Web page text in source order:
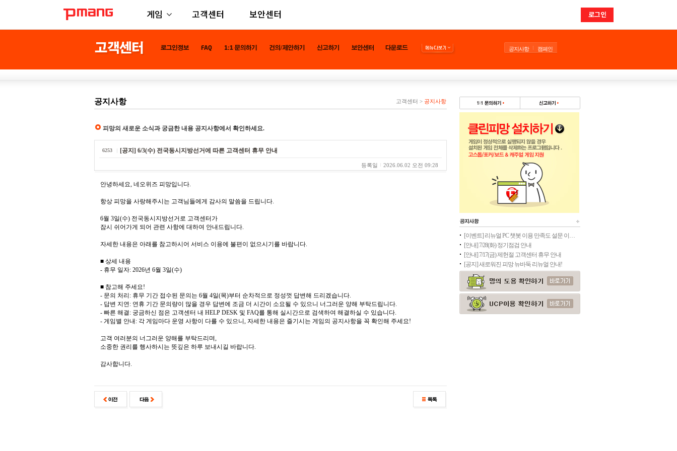
게임 고객센터 보안센터 로그인
공지사항 캠페인
공지사항 고객센터 > 공지사항
피망의 새로운 소식과 궁금한 내용 공지사항에서 확인하세요.
6253 [공지] 6/3(수) 전국동시지방선거에 따른 고객센터 휴무 안내
등록일 2026.06.02 오전 09:28
안녕하세요, 네오위즈 피망입니다.
항상 피망을 사랑해주시는 고객님들에게 감사의 말씀을 드립니다.
6월 3일(수) 전국동시지방선거로 고객센터가
잠시 쉬어가게 되어 관련 사항에 대하여 안내드립니다.
자세한 내용은 아래를 참고하시어 서비스 이용에 불편이 없으시기를 바랍니다.
■ 상세 내용
- 휴무 일자: 2026년 6월 3일(수)
■ 참고해 주세요!
- 문의 처리: 휴무 기간 접수된 문의는 6월 4일(목)부터 순차적으로 정성껏 답변해 드리겠습니다.
- 답변 지연: 연휴 기간 문의량이 많을 경우 답변에 조금 더 시간이 소요될 수 있으니 너그러운 양해 부탁드립니다.
- 빠른 해결: 궁금하신 점은 고객센터 내 HELP DESK 및 FAQ를 통해 실시간으로 검색하여 해결하실 수 있습니다.
- 게임별 안내: 각 게임마다 운영 사항이 다를 수 있으니, 자세한 내용은 즐기시는 게임의 공지사항을 꼭 확인해 주세요!
고객 여러분의 너그러운 양해를 부탁드리며,
소중한 권리를 행사하시는 뜻깊은 하루 보내시길 바랍니다.
감사합니다.
[이벤트] 리뉴얼 PC 챗봇 이용 만족도 설문 이벤트(종료)
[안내] 7/28(화) 정기점검 안내
[안내] 7/17(금) 제헌절 고객센터 휴무 안내
[공지] 새로워진 피망 뉴바둑 리뉴얼 안내!